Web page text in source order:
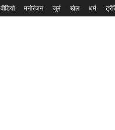
वीडियो मनोरंजन जुर्म खेल धर्म